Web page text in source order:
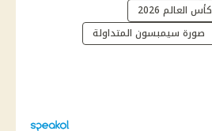
كأس العالم 2026
صورة سيمبسون المتداولة